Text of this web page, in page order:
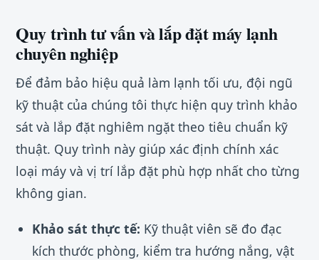
Quy trình tư vấn và lắp đặt máy lạnh
chuyên nghiệp
Để đảm bảo hiệu quả làm lạnh tối ưu, đội ngũ
kỹ thuật của chúng tôi thực hiện quy trình khảo
sát và lắp đặt nghiêm ngặt theo tiêu chuẩn kỹ
thuật. Quy trình này giúp xác định chính xác
loại máy và vị trí lắp đặt phù hợp nhất cho từng
không gian.
Khảo sát thực tế: Kỹ thuật viên sẽ đo đạc
kích thước phòng, kiểm tra hướng nắng, vật